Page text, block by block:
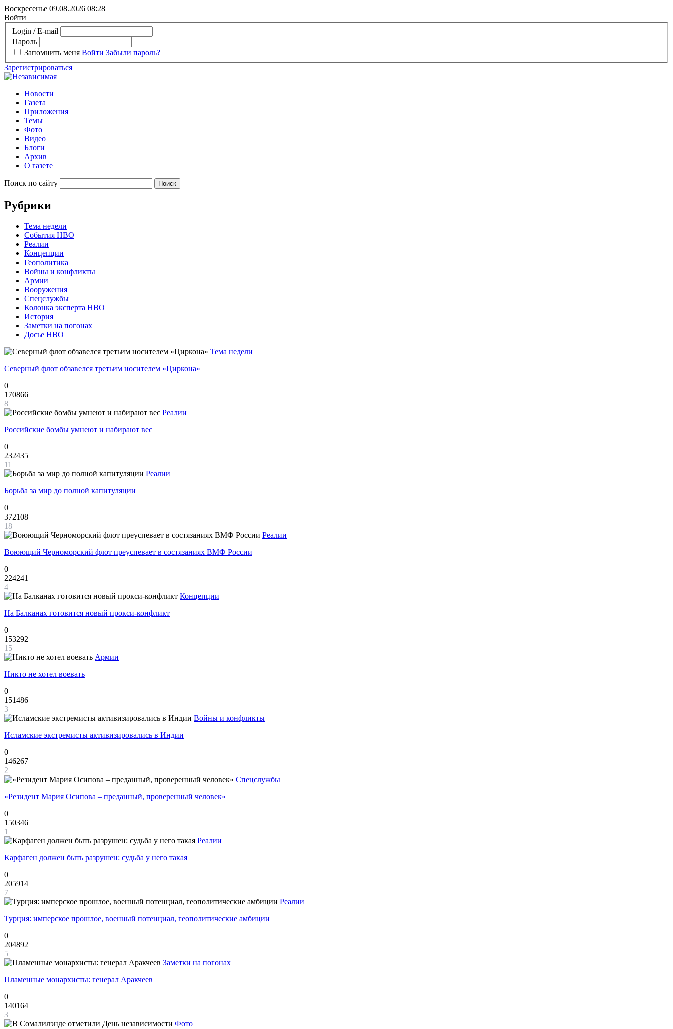
Воскресенье 09.08.2026 08:28
Войти
Login / E-mail
Пароль
Запомнить меня Войти Забыли пароль?
Зарегистрироваться
Новости
Газета
Приложения
Темы
Фото
Видео
Блоги
Архив
О газете
Поиск по сайту
Рубрики
Тема недели
События НВО
Реалии
Концепции
Геополитика
Войны и конфликты
Армии
Вооружения
Спецслужбы
Колонка эксперта НВО
История
Заметки на погонах
Досье НВО
Тема недели
Северный флот обзавелся третьим носителем «Циркона»
0
170866
8
Реалии
Российские бомбы умнеют и набирают вес
0
232435
11
Реалии
Борьба за мир до полной капитуляции
0
372108
18
Реалии
Воюющий Черноморский флот преуспевает в состязаниях ВМФ России
0
224241
4
Концепции
На Балканах готовится новый прокси-конфликт
0
153292
15
Армии
Никто не хотел воевать
0
151486
3
Войны и конфликты
Исламские экстремисты активизировались в Индии
0
146267
2
Спецслужбы
«Резидент Мария Осипова – преданный, проверенный человек»
0
150346
1
Реалии
Карфаген должен быть разрушен: судьба у него такая
0
205914
7
Реалии
Турция: имперское прошлое, военный потенциал, геополитические амбиции
0
204892
5
Заметки на погонах
Пламенные монархисты: генерал Аракчеев
0
140164
3
Фото